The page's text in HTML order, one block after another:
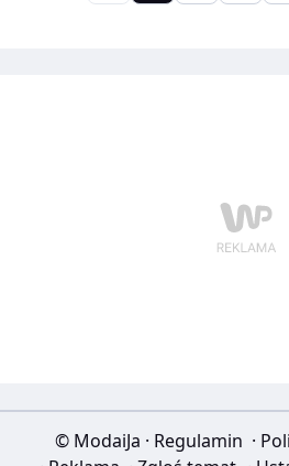
pamięci muzyka połączony z
© ModaiJa · Regulamin ·